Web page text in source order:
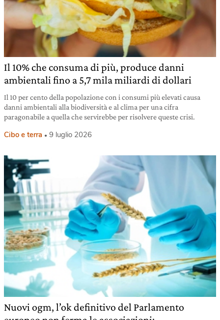
Il 10% che consuma di più, produce danni
ambientali fino a 5,7 mila miliardi di dollari
Il 10 per cento della popolazione con i consumi più elevati causa
danni ambientali alla biodiversità e al clima per una cifra
paragonabile a quella che servirebbe per risolvere queste crisi.
Cibo e terra 9 luglio 2026
Nuovi ogm, l’ok definitivo del Parlamento